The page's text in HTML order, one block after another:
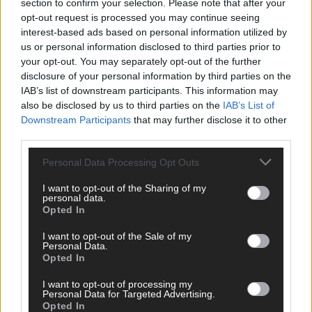
section to confirm your selection. Please note that after your
opt-out request is processed you may continue seeing
interest-based ads based on personal information utilized by
us or personal information disclosed to third parties prior to
your opt-out. You may separately opt-out of the further
disclosure of your personal information by third parties on the
IAB’s list of downstream participants. This information may
also be disclosed by us to third parties on the IAB’s List of
Downstream Participants that may further disclose it to other
Personal Data Processing Opt Outs
I want to opt-out of the Sharing of my
personal data.
Opted In
I want to opt-out of the Sale of my
Personal Data.
Opted In
I want to opt-out of processing my
Personal Data for Targeted Advertising.
Opted In
The Masked Singer: Enthüllung: Diese Moderatorin und
The Masked Singer: Enthüllung: Ein deutscher Sänger
The Masked Singer: Lieblingssong: Muuhnika kehrt mit
Lady Gagas „Abracadabra“ zurück